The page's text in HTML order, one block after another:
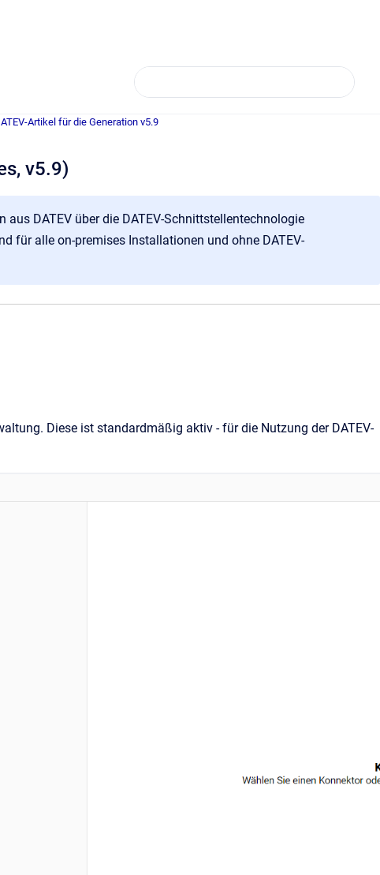
Artikel für die Generation v5.9
v5.9)
DATEV über die DATEV-Schnittstellentechnologie
für alle on-premises Installationen und ohne DATEV-
Diese ist standardmäßig aktiv - für die Nutzung der DATEV-